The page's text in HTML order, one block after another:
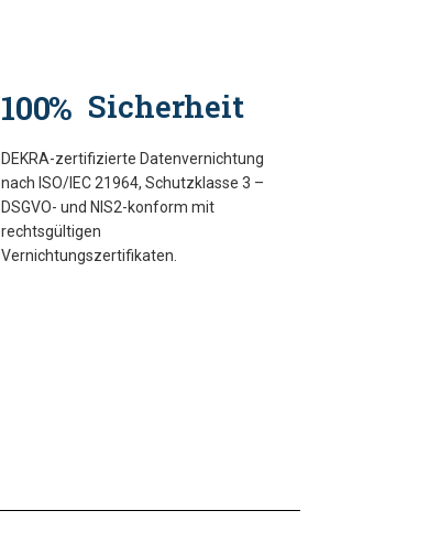
100% Sicherheit
DEKRA-zertifizierte Datenvernichtung
nach ISO/IEC 21964, Schutzklasse 3 –
DSGVO- und NIS2-konform mit
rechtsgültigen
Vernichtungszertifikaten.